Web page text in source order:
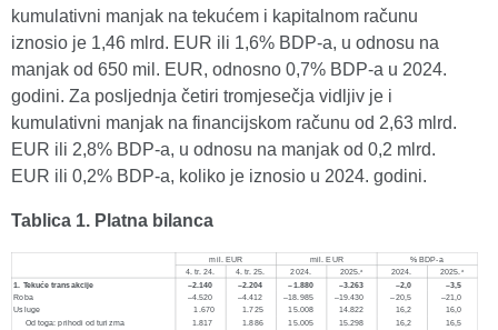
kumulativni manjak na tekućem i kapitalnom računu
iznosio je 1,46 mlrd. EUR ili 1,6% BDP-a, u odnosu na
manjak od 650 mil. EUR, odnosno 0,7% BDP-a u 2024.
godini. Za posljednja četiri tromjesečja vidljiv je i
kumulativni manjak na financijskom računu od 2,63 mlrd.
EUR ili 2,8% BDP-a, u odnosu na manjak od 0,2 mlrd.
EUR ili 0,2% BDP-a, koliko je iznosio u 2024. godini.
Tablica 1. Platna bilanca